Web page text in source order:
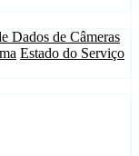
Dados de Câmeras
Estado do Serviço